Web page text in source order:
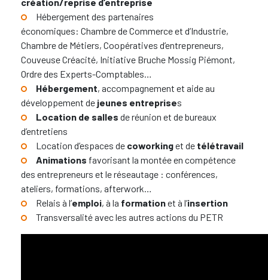
Hébergement des partenaires
économiques: Chambre de Commerce et d’Industrie,
Chambre de Métiers, Coopératives d’entrepreneurs,
Couveuse Créacité, Initiative Bruche Mossig Piémont,
Ordre des Experts-Comptables…
Hébergement, accompagnement et aide au
développement de jeunes entreprises
Location de salles de réunion et de bureaux
d’entretiens
Location d’espaces de coworkinget de télétravail
Animations favorisant la montée en compétence
des entrepreneurs et le réseautage : conférences,
ateliers, formations, afterwork…
Relais à l’emploi, à la formationet à l’insertion
Transversalité avec les autres actions du PETR